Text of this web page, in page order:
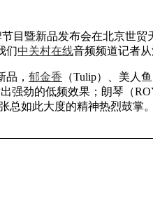
目暨新品发布会在北京世
们中关村在线音频频道记者从
， 郁金香 （Tulip）、美人
强劲的低频效果；朗琴
总如此大度的精神热烈鼓掌。